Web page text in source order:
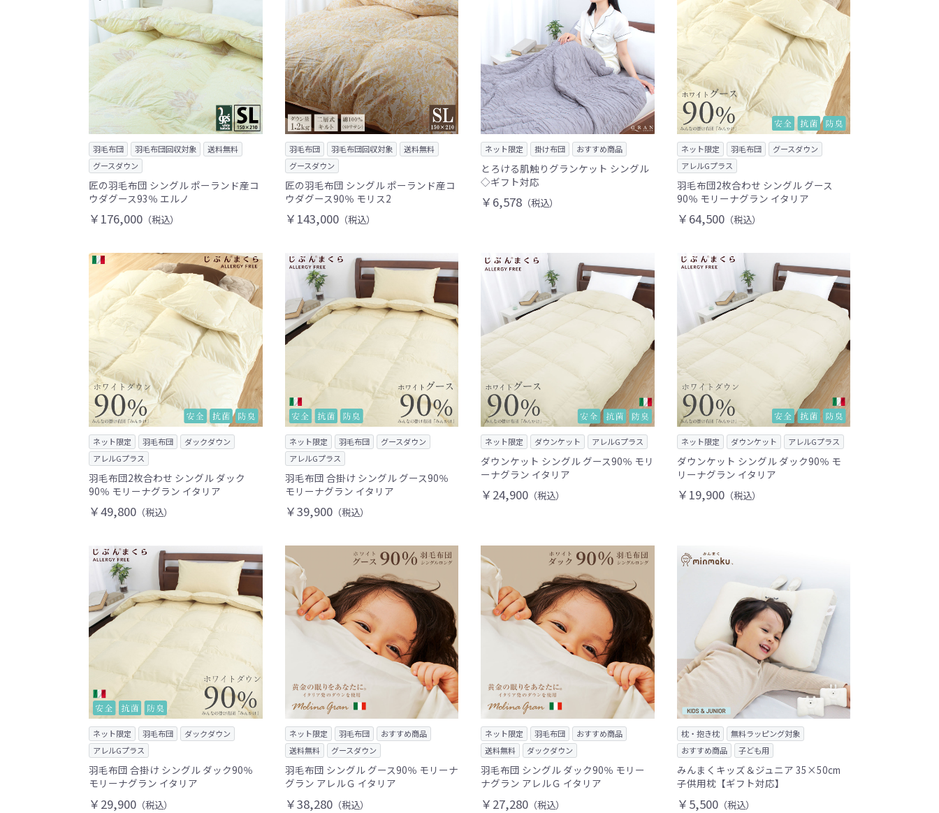
羽毛布団 羽毛布団回収対象
送料無料
グースダウン
匠の羽毛布団 シングル ポーランド産コ
ウダグース93％ エルノ
￥176,000 （税込）
羽毛布団 羽毛布団回収対象
送料無料
グースダウン
匠の羽毛布団 シングル ポーランド産コ
ウダグース90％ モリス2
￥143,000（税込）
ネット限定 掛け布団 おすすめ商品
とろける肌触りグランケット シングル
◇ギフト対応
￥6,578 （税込）
ネット限定 羽毛布団
グースダウン
アレルGプラス
羽毛布団2枚合わせ シングル グース
90％ モリーナグラン イタリア
￥64,500（税込）
ネット限定 羽毛布団
ダックダウン
アレルGプラス
羽毛布団2枚合わせ シングル ダック
90％ モリーナグラン イタリア
￥49,800 （税込）
ネット限定 羽毛布団
グースダウン
アレルGプラス
羽毛布団 合掛け シングル グース90％
モリーナグラン イタリア
￥39,900（税込）
ネット限定 ダウンケット アレルGプラス
ダウンケット シングル グース90％ モリ
ーナグラン イタリア
￥24,900 （税込）
ネット限定 ダウンケット アレルGプラス
ダウンケット シングル ダック90％ モ
リーナグラン イタリア
￥19,900（税込）
ネット限定 羽毛布団
ダックダウン
アレルGプラス
羽毛布団 合掛け シングル ダック90％
モリーナグラン イタリア
￥29,900 （税込）
ネット限定 羽毛布団
おすすめ商品
送料無料
グースダウン
羽毛布団 シングル グース90％ モリーナ
グラン アレルＧ イタリア
￥38,280（税込）
ネット限定 羽毛布団
おすすめ商品
送料無料
ダックダウン
羽毛布団 シングル ダック90％ モリー
ナグラン アレルＧ イタリア
￥27,280 （税込）
枕・抱き枕
無料ラッピング対象
おすすめ商品
子ども用
みんまくキッズ＆ジュニア 35×50cm
子供用枕【ギフト対応】
￥5,500（税込）